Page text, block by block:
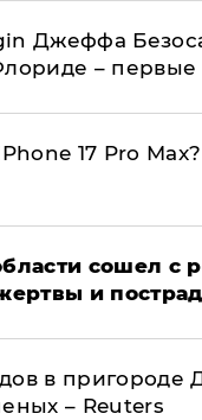
Джеффа
– первые
17 Pro
сошел с
и
в пригороде
– Reuters